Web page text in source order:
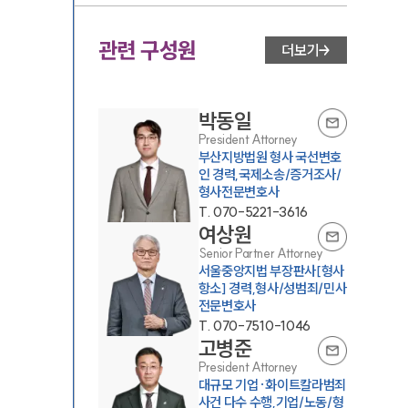
관련 구성원 더보기
박동일
President Attorney
부산지방법원 형사 국선변호
인 경력,국제소송/증거조사/
형사전문변호사
T. 070-5221-3616
여상원
Senior Partner Attorney
서울중앙지법 부장판사[형사
항소] 경력,형사/성범죄/민사
전문변호사
T. 070-7510-1046
고병준
President Attorney
대규모 기업·화이트칼라범죄
사건 다수 수행,기업/노동/형